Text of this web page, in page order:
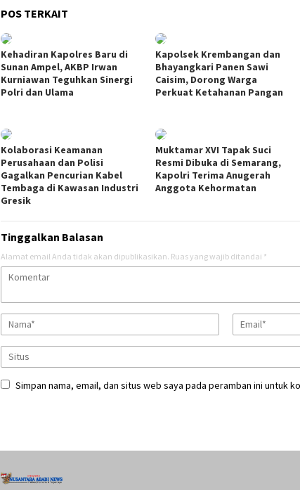
POS TERKAIT
Kehadiran Kapolres Baru di
Sunan Ampel, AKBP Irwan
Kurniawan Teguhkan Sinergi
Polri dan Ulama
Kapolsek Krembangan dan
Bhayangkari Panen Sawi
Caisim, Dorong Warga
Perkuat Ketahanan Pangan
Kolaborasi Keamanan
Perusahaan dan Polisi
Gagalkan Pencurian Kabel
Tembaga di Kawasan Industri
Gresik
Muktamar XVI Tapak Suci
Resmi Dibuka di Semarang,
Kapolri Terima Anugerah
Anggota Kehormatan
Tinggalkan Balasan
Alamat email Anda tidak akan dipublikasikan. Ruas yang wajib ditandai *
Simpan nama, email, dan situs web saya pada peramban ini untuk